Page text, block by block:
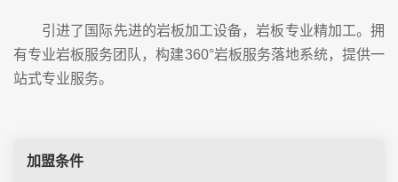
引进了国际先进的岩板加工设备，岩板专业精加工。拥
有专业岩板服务团队，构建360°岩板服务落地系统，提供一
站式专业服务。
加盟条件